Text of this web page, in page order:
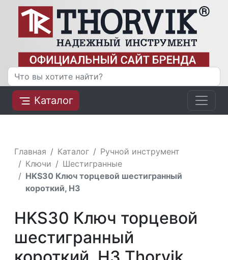
Каталог
Главная Каталог
Ручной инструмент
Ключи
Шестигранные
HKS30 Ключ торцевой шестигранный
короткий, H3
HKS30 Ключ торцевой
шестигранный